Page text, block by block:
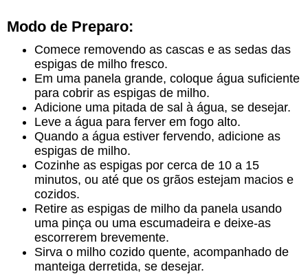
Modo de Preparo:
Comece removendo as cascas e as sedas das
espigas de milho fresco.
Em uma panela grande, coloque água suficiente
para cobrir as espigas de milho.
Adicione uma pitada de sal à água, se desejar.
Leve a água para ferver em fogo alto.
Quando a água estiver fervendo, adicione as
espigas de milho.
Cozinhe as espigas por cerca de 10 a 15
minutos, ou até que os grãos estejam macios e
cozidos.
Retire as espigas de milho da panela usando
uma pinça ou uma escumadeira e deixe-as
escorrerem brevemente.
Sirva o milho cozido quente, acompanhado de
manteiga derretida, se desejar.